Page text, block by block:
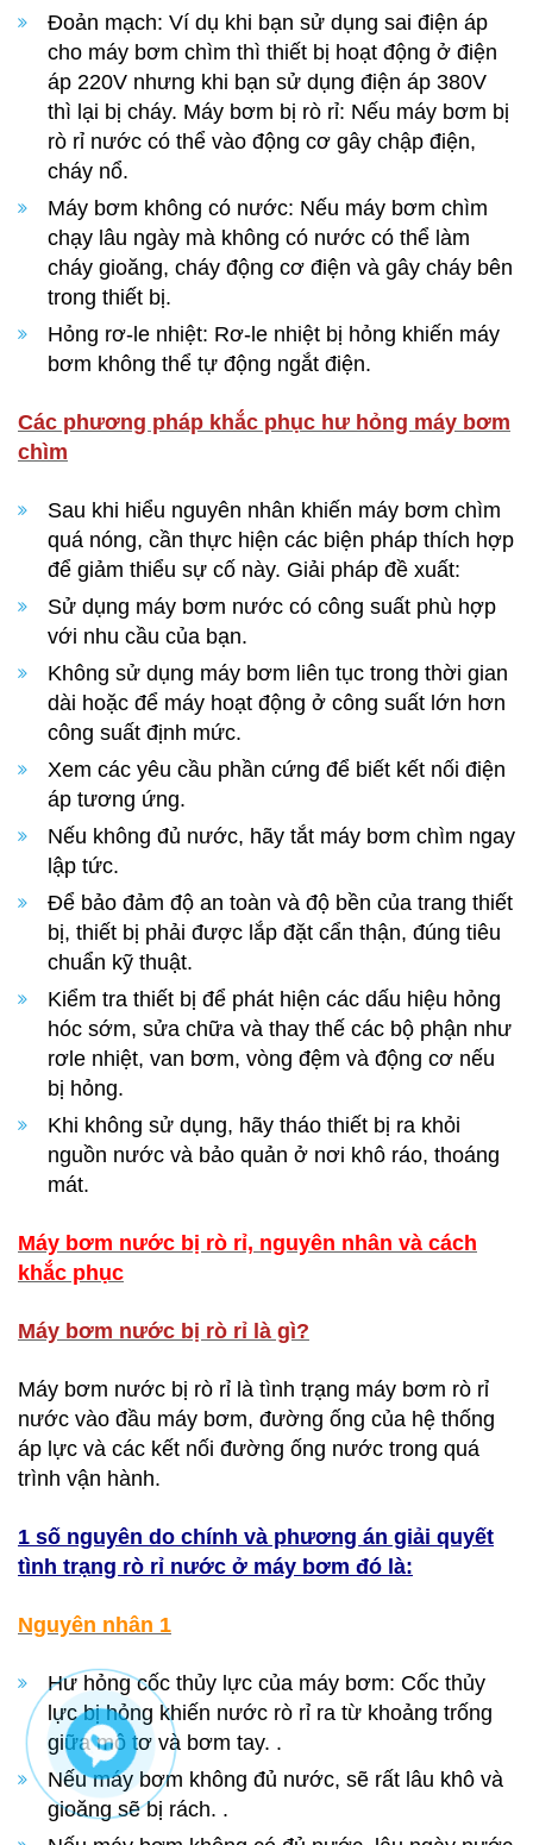
Đoản mạch: Ví dụ khi bạn sử dụng sai điện áp
cho máy bơm chìm thì thiết bị hoạt động ở điện
áp 220V nhưng khi bạn sử dụng điện áp 380V
thì lại bị cháy. Máy bơm bị rò rỉ: Nếu máy bơm bị
rò rỉ nước có thể vào động cơ gây chập điện,
cháy nổ.
Máy bơm không có nước: Nếu máy bơm chìm
chạy lâu ngày mà không có nước có thể làm
cháy gioăng, cháy động cơ điện và gây cháy bên
trong thiết bị.
Hỏng rơ-le nhiệt: Rơ-le nhiệt bị hỏng khiến máy
bơm không thể tự động ngắt điện.
Các phương pháp khắc phục hư hỏng máy bơm
chìm
Sau khi hiểu nguyên nhân khiến máy bơm chìm
quá nóng, cần thực hiện các biện pháp thích hợp
để giảm thiểu sự cố này. Giải pháp đề xuất:
Sử dụng máy bơm nước có công suất phù hợp
với nhu cầu của bạn.
Không sử dụng máy bơm liên tục trong thời gian
dài hoặc để máy hoạt động ở công suất lớn hơn
công suất định mức.
Xem các yêu cầu phần cứng để biết kết nối điện
áp tương ứng.
Nếu không đủ nước, hãy tắt máy bơm chìm ngay
lập tức.
Để bảo đảm độ an toàn và độ bền của trang thiết
bị, thiết bị phải được lắp đặt cẩn thận, đúng tiêu
chuẩn kỹ thuật.
Kiểm tra thiết bị để phát hiện các dấu hiệu hỏng
hóc sớm, sửa chữa và thay thế các bộ phận như
rơle nhiệt, van bơm, vòng đệm và động cơ nếu
bị hỏng.
Khi không sử dụng, hãy tháo thiết bị ra khỏi
nguồn nước và bảo quản ở nơi khô ráo, thoáng
mát.
Máy bơm nước bị rò rỉ, nguyên nhân và cách
khắc phục
Máy bơm nước bị rò rỉ là gì?
Máy bơm nước bị rò rỉ là tình trạng máy bơm rò rỉ
nước vào đầu máy bơm, đường ống của hệ thống
áp lực và các kết nối đường ống nước trong quá
trình vận hành.
1 số nguyên do chính và phương án giải quyết
tình trạng rò rỉ nước ở máy bơm đó là:
Nguyên nhân 1
Hư hỏng cốc thủy lực của máy bơm: Cốc thủy
lực bị hỏng khiến nước rò rỉ ra từ khoảng trống
giữa mô tơ và bơm tay. .
Nếu máy bơm không đủ nước, sẽ rất lâu khô và
gioăng sẽ bị rách. .